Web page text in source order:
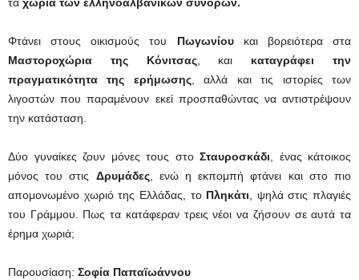
Φτάνει στους οικισμούς του Πωγωνίουκαι βορειότερα στα
Μαστοροχώρια της Κόνιτσας, και καταγράφει την
πραγματικότητα της ερήμωσης, αλλά και τις ιστορίες των
λιγοστών που παραμένουν εκεί προσπαθώντας να αντιστρέψουν
την κατάσταση.
Δύο γυναίκες ζουν μόνες τους στο Σταυροσκάδι , ένας κάτοικος
μόνος του στις Δρυμάδες, ενώ η εκπομπή φτάνει και στο πιο
απομονωμένο χωριό της Ελλάδας, το Πληκάτι , ψηλά στις πλαγιές
του Γράμμου. Πως τα κατάφεραν τρεις νέοι να ζήσουν σε αυτά τα
έρημα χωριά;
Παρουσίαση: Σοφία Παπαϊωάννου